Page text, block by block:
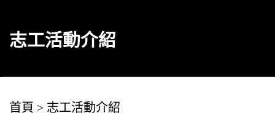
志工活動介紹
首頁 > 志工活動介紹